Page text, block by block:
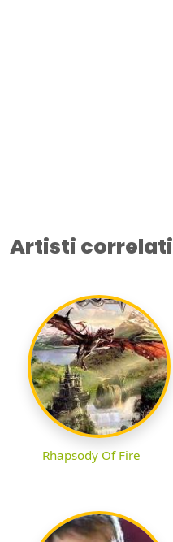
Artisti correlati
Rhapsody Of Fire